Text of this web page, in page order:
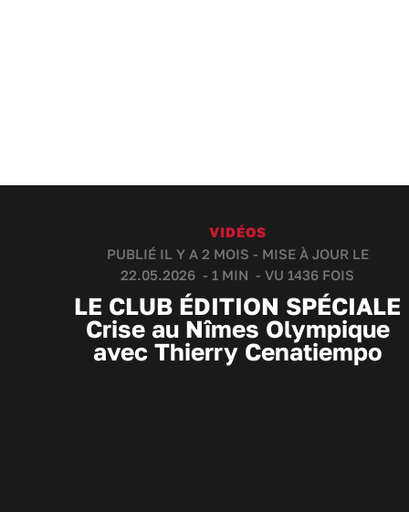
VIDÉOS
PUBLIÉ IL Y A 2 MOIS - MISE À JOUR LE
22.05.2026 - 1 MIN - VU 1436 FOIS
LE CLUB ÉDITION SPÉCIALE
Crise au Nîmes Olympique
avec Thierry Cenatiempo